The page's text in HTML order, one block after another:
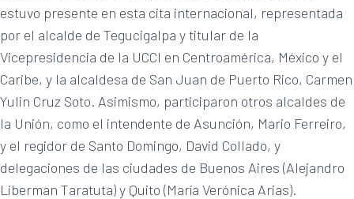
estuvo presente en esta cita internacional, representada
por el alcalde de Tegucigalpa y titular de la
Vicepresidencia de la UCCI en Centroamérica, México y el
Caribe, y la alcaldesa de San Juan de Puerto Rico, Carmen
Yulin Cruz Soto. Asimismo, participaron otros alcaldes de
la Unión, como el intendente de Asunción, Mario Ferreiro,
y el regidor de Santo Domingo, David Collado, y
delegaciones de las ciudades de Buenos Aires (Alejandro
Liberman Taratuta) y Quito (María Verónica Arias).